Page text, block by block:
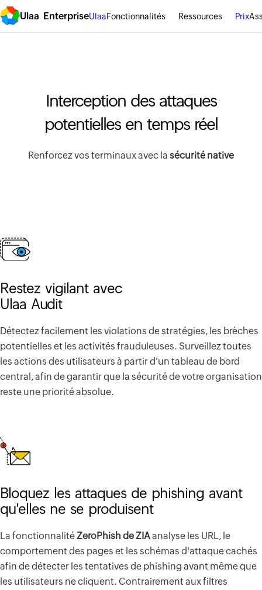
Ulaa EnterpriseUlaaFonctionnalités Ressources Prix
Interception des attaques
potentielles en temps réel
Renforcez vos terminaux avec la sécurité native
Restez vigilant avec
Ulaa Audit
Détectez facilement les violations de stratégies, les brèches
potentielles et les activités frauduleuses. Surveillez toutes
les actions des utilisateurs à partir d'un tableau de bord
central, afin de garantir que la sécurité de votre organisation
reste une priorité absolue.
Bloquez les attaques de phishing avant
qu'elles ne se produisent
La fonctionnalitéZeroPhish de ZIAanalyse les URL, le
comportement des pages et les schémas d'attaque cachés
afin de détecter les tentatives de phishing avant même que
les utilisateurs ne cliquent. Contrairement aux filtres